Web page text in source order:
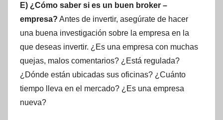
E) ¿Cómo saber si es un buen broker –
empresa? Antes de invertir, asegúrate de hacer
una buena investigación sobre la empresa en la
que deseas invertir. ¿Es una empresa con muchas
quejas, malos comentarios? ¿Está regulada?
¿Dónde están ubicadas sus oficinas? ¿Cuánto
tiempo lleva en el mercado? ¿Es una empresa
nueva?